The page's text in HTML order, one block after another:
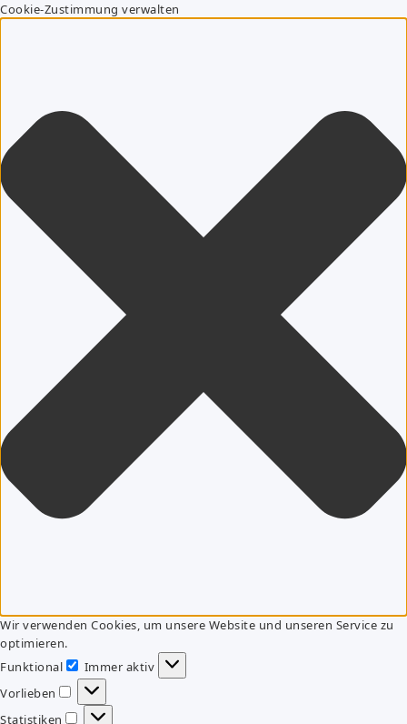
Cookie-Zustimmung verwalten
Wir verwenden Cookies, um unsere Website und unseren Service zu
optimieren.
Funktional
Funktional
Immer aktiv
Vorlieben
Vorlieben
Statistiken